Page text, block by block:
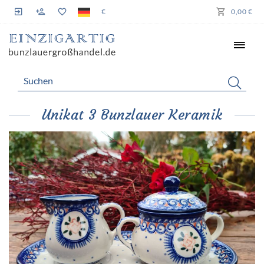
€ 0,00 €
Unikat 3 Bunzlauer Keramik